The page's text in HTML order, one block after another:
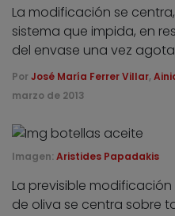
La modificación se
sistema que impida, en
del envase una vez
Por José María Ferrer Villar,
marzo de 2013
Imagen: Aristides Papadakis
La previsible
de oliva se centra sobre